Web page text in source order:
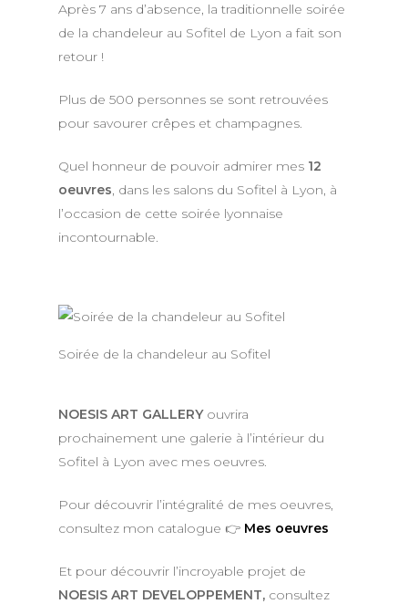
Après 7 ans d’absence, la traditionnelle soirée
de la chandeleur au Sofitel de Lyon a fait son
retour !
Plus de 500 personnes se sont retrouvées
pour savourer crêpes et champagnes.
Quel honneur de pouvoir admirer mes 12
oeuvres, dans les salons du Sofitel à Lyon, à
l’occasion de cette soirée lyonnaise
incontournable.
Soirée de la chandeleur au Sofitel
NOESIS ART GALLERYouvrira
prochainement une galerie à l’intérieur du
Sofitel à Lyon avec mes oeuvres.
Pour découvrir l’intégralité de mes oeuvres,
consultez mon catalogue 👉 Mes oeuvres
Et pour découvrir l’incroyable projet de
NOESIS ART DEVELOPPEMENT, consultez